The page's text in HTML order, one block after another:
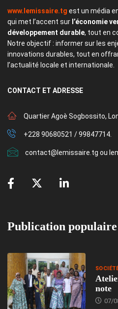
www.lemissaire.tg est un média
qui met l’accent sur l’économie
développement durable, tout en
Notre objectif : informer sur les
innovations durables, tout en
l’actualité locale et internationale.
CONTACT ET ADRESSE
Quartier Agoè Sogbossito,
+228 90680521 / 99847714.
contact@lemissaire.tg ou
Publication populaire
note
07/